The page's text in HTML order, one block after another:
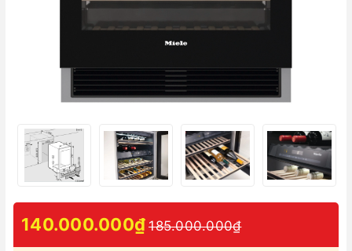
140.000.000₫ 185.000.000₫